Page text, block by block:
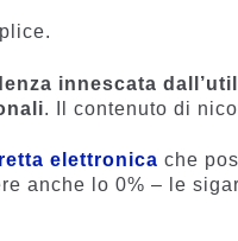
innescata
. Il contenuto di
elettronica che
anche lo 0% – le